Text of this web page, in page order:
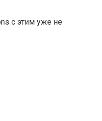
с этим уже не